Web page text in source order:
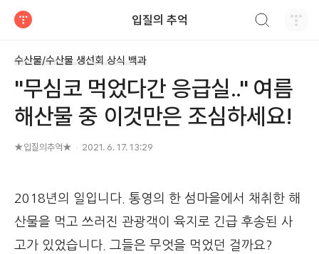
입질의 추억
수산물/수산물 생선회 상식 백과
"무심코 먹었다간 응급실.." 여름
해산물 중 이것만은 조심하세요!
★입질의추억★ 2021. 6. 17. 13:29
2018년의 일입니다. 통영의 한 섬마을에서 채취한 해
산물을 먹고 쓰러진 관광객이 육지로 긴급 후송된 사
고가 있었습니다. 그들은 무엇을 먹었던 걸까요?